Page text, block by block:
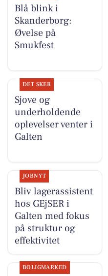
Blå blink i
Skanderborg:
Øvelse på
Smukfest
DET SKER
Sjove og
underholdende
oplevelser venter i
Galten
JOBNYT
Bliv lagerassistent
hos GEjSER i
Galten med fokus
på struktur og
effektivitet
BOLIGMARKED